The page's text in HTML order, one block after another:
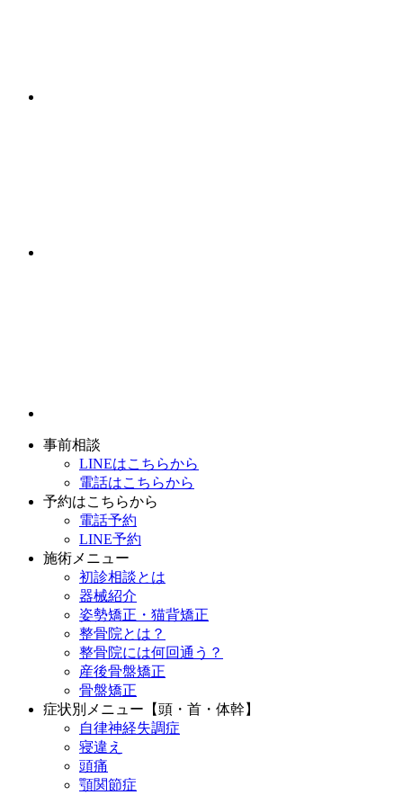
事前相談
LINEはこちらから
電話はこちらから
予約はこちらから
電話予約
LINE予約
施術メニュー
初診相談とは
器械紹介
姿勢矯正・猫背矯正
整骨院とは？
整骨院には何回通う？
産後骨盤矯正
骨盤矯正
症状別メニュー【頭・首・体幹】
自律神経失調症
寝違え
頭痛
顎関節症